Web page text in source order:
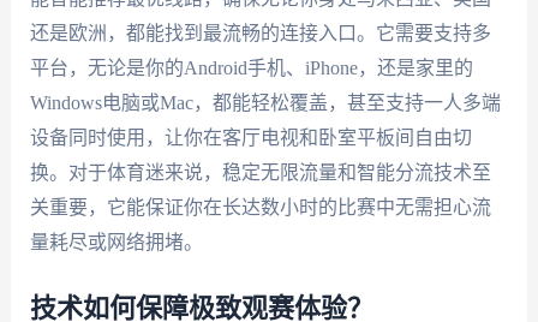
还是欧洲，都能找到最流畅的连接入口。它需要支持多
平台，无论是你的Android手机、iPhone，还是家里的
Windows电脑或Mac，都能轻松覆盖，甚至支持一人多端
设备同时使用，让你在客厅电视和卧室平板间自由切
换。对于体育迷来说，稳定无限流量和智能分流技术至
关重要，它能保证你在长达数小时的比赛中无需担心流
量耗尽或网络拥堵。
技术如何保障极致观赛体验？